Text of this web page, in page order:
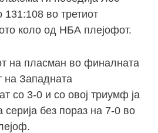
131:108 во третиот
коло од НБА плејофот.
на пласман во финалната
на Западната
со 3-0 и со овој триумф ја
серија без пораз на 7-0 во